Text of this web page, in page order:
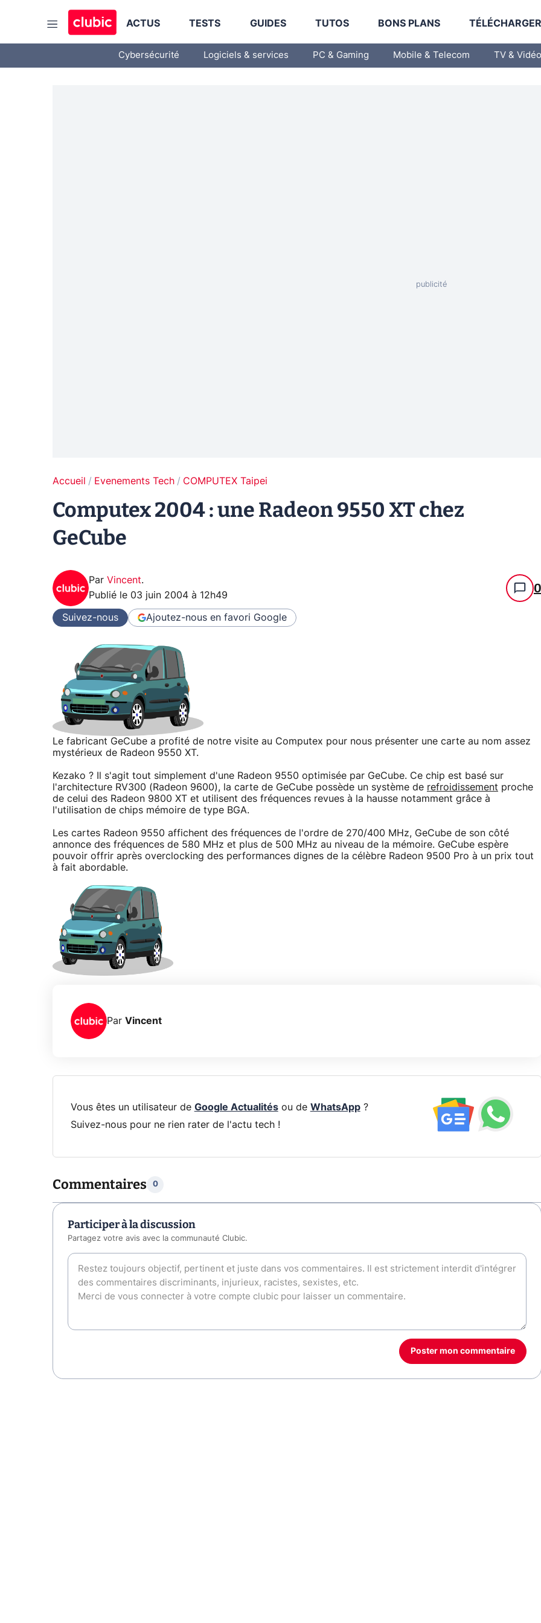
ACTUS TESTS GUIDES TUTOS BONS PLANS
Cybersécurité Logiciels & services PC & Gaming Mobile & Telecom TV & Vidéo
Accueil Evenements Tech COMPUTEX Taipei
Computex 2004 : une Radeon 9550 XT chez
GeCube
Par Vincent.
Publié le 03 juin 2004 à 12h49 0
Suivez-nous Ajoutez-nous en favori Google
Le fabricant GeCube a profité de notre visite au Computex pour nous présenter une carte au nom assez
mystérieux de Radeon 9550 XT.
Kezako ? Il s'agit tout simplement d'une Radeon 9550 optimisée par GeCube. Ce chip est basé sur
l'architecture RV300 (Radeon 9600), la carte de GeCube possède un système de refroidissement proche
de celui des Radeon 9800 XT et utilisent des fréquences revues à la hausse notamment grâce à
l'utilisation de chips mémoire de type BGA.
Les cartes Radeon 9550 affichent des fréquences de l'ordre de 270/400 MHz, GeCube de son côté
annonce des fréquences de 580 MHz et plus de 500 MHz au niveau de la mémoire. GeCube espère
pouvoir offrir après overclocking des performances dignes de la célèbre Radeon 9500 Pro à un prix tout
à fait abordable.
Par Vincent
Vous êtes un utilisateur de Google Actualitésou de WhatsApp?
Suivez-nous pour ne rien rater de l'actu tech !
Commentaires 0
Participer à la discussion
Partagez votre avis avec la communauté Clubic.
Poster mon commentaire